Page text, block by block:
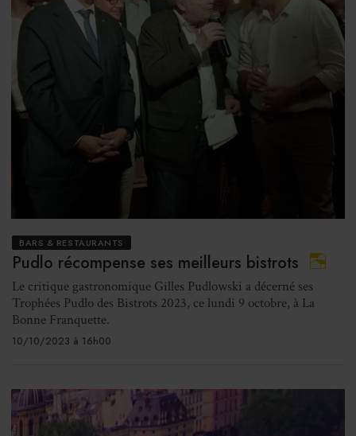
BARS & RESTAURANTS
Pudlo récompense ses meilleurs bistrots
Le critique gastronomique Gilles Pudlowski a décerné ses
Trophées Pudlo des Bistrots 2023, ce lundi 9 octobre, à La
Bonne Franquette.
10/10/2023 à 16h00